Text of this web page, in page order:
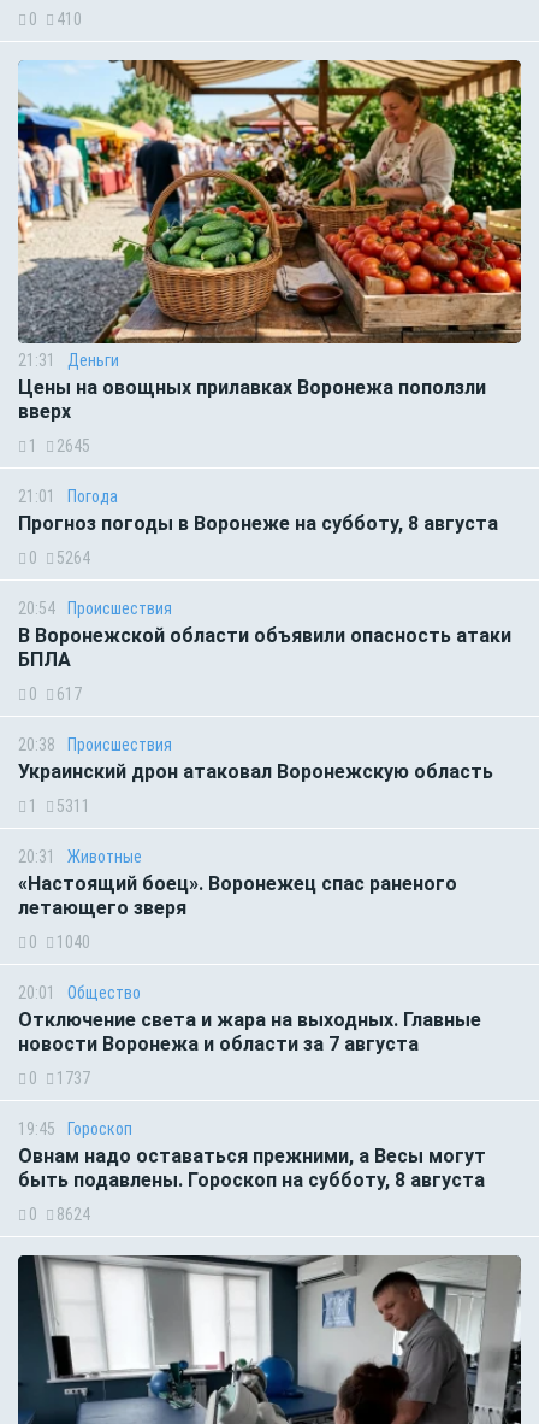
0 410
21:31 Деньги
Цены на овощных прилавках Воронежа поползли
вверх
1 2645
21:01 Погода
Прогноз погоды в Воронеже на субботу, 8 августа
0 5264
20:54 Происшествия
В Воронежской области объявили опасность атаки
БПЛА
0 617
20:38 Происшествия
Украинский дрон атаковал Воронежскую область
1 5311
20:31 Животные
«Настоящий боец». Воронежец спас раненого
летающего зверя
0 1040
20:01 Общество
Отключение света и жара на выходных. Главные
новости Воронежа и области за 7 августа
0 1737
19:45 Гороскоп
Овнам надо оставаться прежними, а Весы могут
быть подавлены. Гороскоп на субботу, 8 августа
0 8624